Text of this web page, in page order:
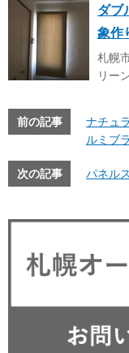
ダブ
象作
札幌
リー
前の記事
ナチュ
ルミブ
次の記事 パネル